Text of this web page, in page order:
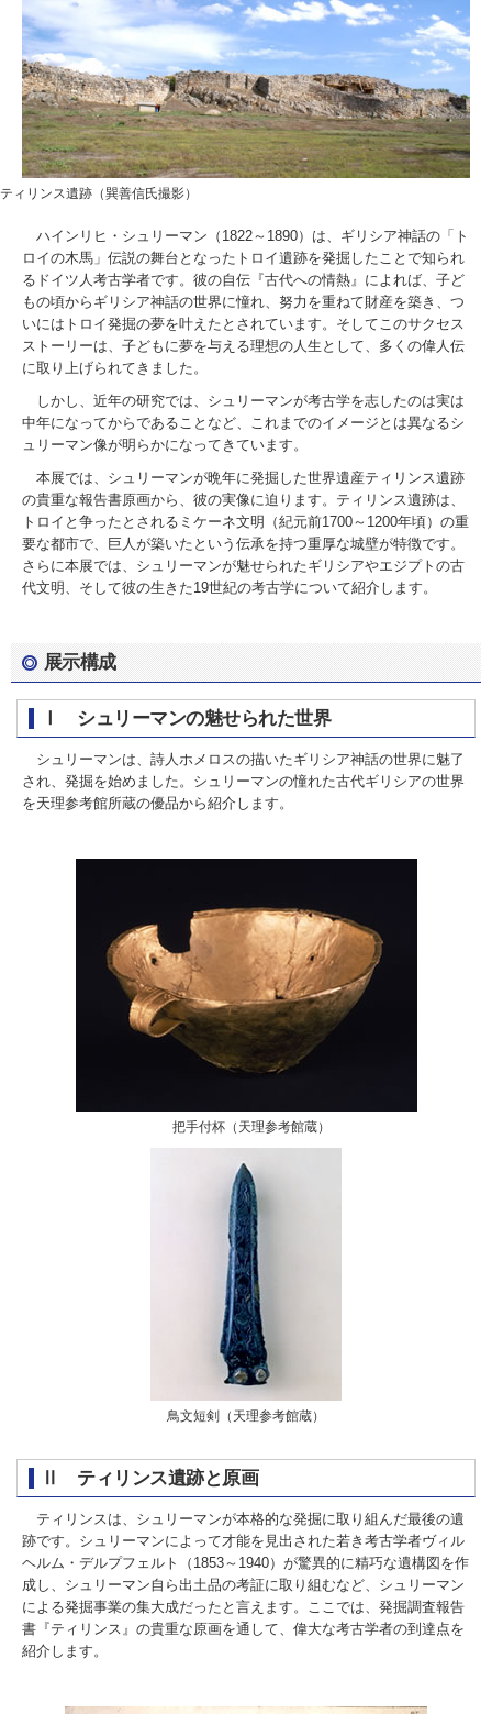
ティリンス遺跡（巽善信氏撮影）
ハインリヒ・シュリーマン（1822～1890）は、ギリシア神話の「ト
ロイの木馬」伝説の舞台となったトロイ遺跡を発掘したことで知られ
るドイツ人考古学者です。彼の自伝『古代への情熱』によれば、子ど
もの頃からギリシア神話の世界に憧れ、努力を重ねて財産を築き、つ
いにはトロイ発掘の夢を叶えたとされています。そしてこのサクセス
ストーリーは、子どもに夢を与える理想の人生として、多くの偉人伝
に取り上げられてきました。
しかし、近年の研究では、シュリーマンが考古学を志したのは実は
中年になってからであることなど、これまでのイメージとは異なるシ
ュリーマン像が明らかになってきています。
本展では、シュリーマンが晩年に発掘した世界遺産ティリンス遺跡
の貴重な報告書原画から、彼の実像に迫ります。ティリンス遺跡は、
トロイと争ったとされるミケーネ文明（紀元前1700～1200年頃）の重
要な都市で、巨人が築いたという伝承を持つ重厚な城壁が特徴です。
さらに本展では、シュリーマンが魅せられたギリシアやエジプトの古
代文明、そして彼の生きた19世紀の考古学について紹介します。
展示構成
Ⅰ シュリーマンの魅せられた世界
シュリーマンは、詩人ホメロスの描いたギリシア神話の世界に魅了
され、発掘を始めました。シュリーマンの憧れた古代ギリシアの世界
を天理参考館所蔵の優品から紹介します。
把手付杯（天理参考館蔵）
鳥文短剣（天理参考館蔵）
Ⅱ ティリンス遺跡と原画
ティリンスは、シュリーマンが本格的な発掘に取り組んだ最後の遺
跡です。シュリーマンによって才能を見出された若き考古学者ヴィル
ヘルム・デルプフェルト（1853～1940）が驚異的に精巧な遺構図を作
成し、シュリーマン自ら出土品の考証に取り組むなど、シュリーマン
による発掘事業の集大成だったと言えます。ここでは、発掘調査報告
書『ティリンス』の貴重な原画を通して、偉大な考古学者の到達点を
紹介します。